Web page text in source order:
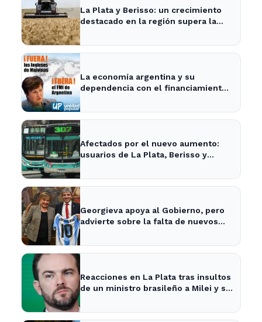
La Plata y Berisso: un crecimiento
destacado en la región supera la
La economía argentina y su
dependencia con el financiamiento
Afectados por el nuevo aumento:
usuarios de La Plata, Berisso y
Georgieva apoya al Gobierno, pero
advierte sobre la falta de nuevos
Reacciones en La Plata tras insultos
de un ministro brasileño a Milei y su